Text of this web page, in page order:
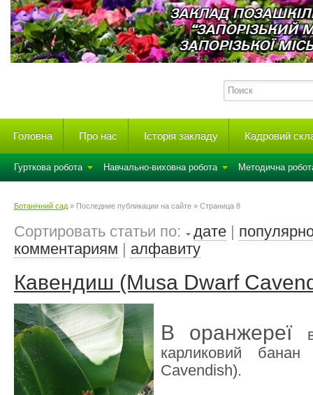
Головна Про нас Історія закладу Кадровий
Гурткова робота Навчально-виховна робота Методична
Ботанічний сад » Последние публикации на сайте » Страница 8
Сортировать статьи по: дате
комментариям
алфавиту
Кавендиш (Musa Dwarf
В оранжереї
карликовий
Cavendish).